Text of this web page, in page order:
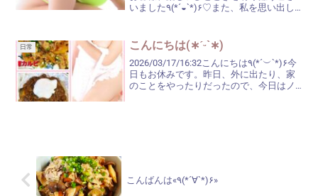
いました٩(*´◒`*)۶♡また、私を思い出し
湿度が高いせいか蒸し暑く、朝から...
日常 こんにちは(∗ˊᵕ`∗)
2026/03/17/16:32こんにちは٩(*´︶`*)۶今
日もお休みです。昨日、外に出たり、家
のことをやったりだったので、今日はノ
こんばんは«٩(*´∀`*)۶»